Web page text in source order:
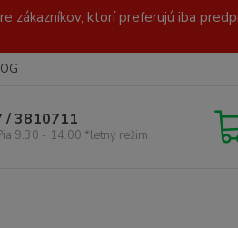
zákazníkov, ktorí preferujú iba
/ 3810711
9.30 - 14.00 *letný režim